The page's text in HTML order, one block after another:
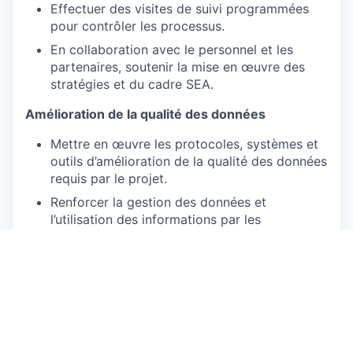
Effectuer des visites de suivi programmées
pour contrôler les processus.
En collaboration avec le personnel et les
partenaires, soutenir la mise en œuvre des
stratégies et du cadre SEA.
Amélioration de la qualité des données
Mettre en œuvre les protocoles, systèmes et
outils d’amélioration de la qualité des données
requis par le projet.
Renforcer la gestion des données et
l’utilisation des informations par les